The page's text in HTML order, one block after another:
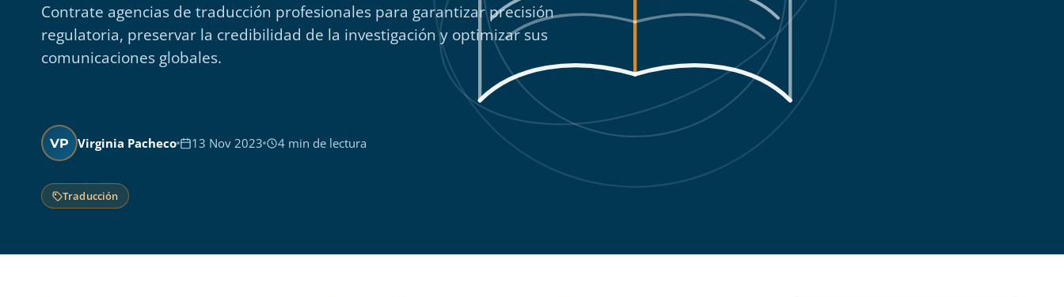
Contrate agencias de traducción profesionales para garantizar precisión
regulatoria, preservar la credibilidad de la investigación y optimizar sus
comunicaciones globales.
VP Virginia Pacheco 13 Nov 2023 4 min de lectura
Traducción